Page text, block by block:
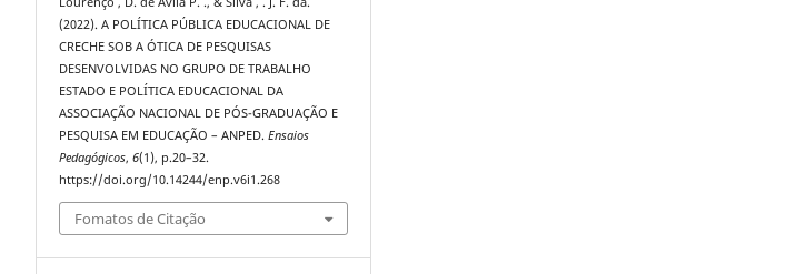
(2022). A POLÍTICA PÚBLICA EDUCACIONAL DE
CRECHE SOB A ÓTICA DE PESQUISAS
DESENVOLVIDAS NO GRUPO DE TRABALHO
ESTADO E POLÍTICA EDUCACIONAL DA
ASSOCIAÇÃO NACIONAL DE PÓS-GRADUAÇÃO E
PESQUISA EM EDUCAÇÃO – ANPED.Ensaios
Pedagógicos,6(1), p.20–32.
https://doi.org/10.14244/enp.v6i1.268
Fomatos de Citação